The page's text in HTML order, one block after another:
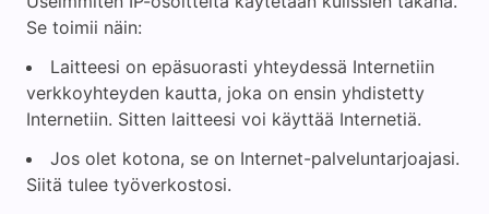
Se toimii näin:
Laitteesi on epäsuorasti yhteydessä Internetiin
verkkoyhteyden kautta, joka on ensin yhdistetty
Internetiin. Sitten laitteesi voi käyttää Internetiä.
Jos olet kotona, se on Internet-palveluntarjoajasi.
Siitä tulee työverkostosi.